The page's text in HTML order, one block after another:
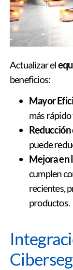
Actualizar el
beneficios:
Mayor
más
Reducción
puede
Mejora en
cumplen
recientes,
productos.